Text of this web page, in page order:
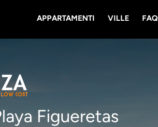
APPARTAMENTI VILLE FAQ
Figueretas